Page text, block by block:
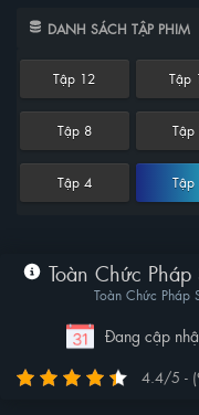
DANH SÁCH TẬP PHIM
Tập 12 Tập
Tập 8 Tập
Tập 4 Tập
Toàn Chức
Toàn Chức Pháp
Đang cập
4.4/5 -